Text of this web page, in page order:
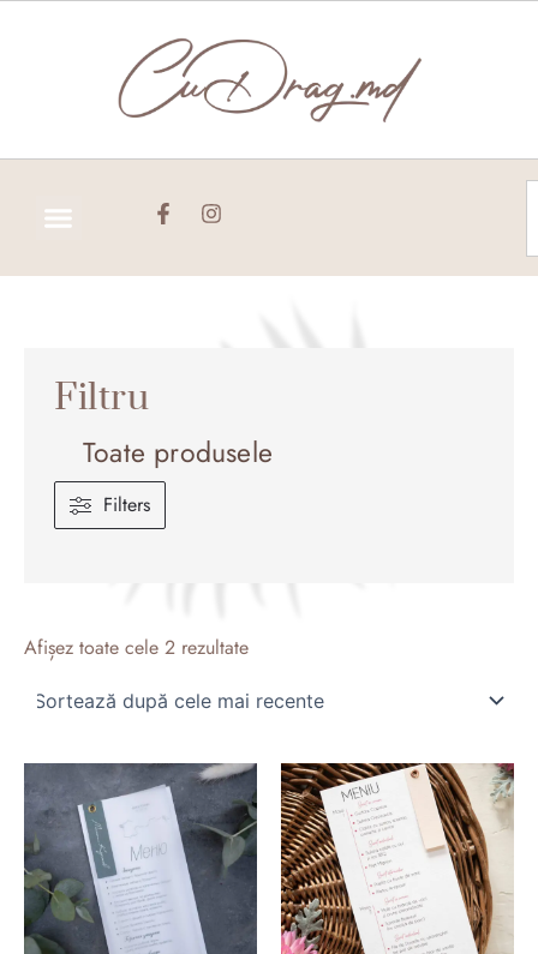
Filtru
Toate produsele
Filters
Afișez toate cele 2 rezultatedupă
recente